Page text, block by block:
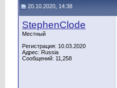
20.10.2020, 14:38
StephenClode
Местный
Регистрация: 10.03.2020
Адрес: Russia
Сообщений: 11,258